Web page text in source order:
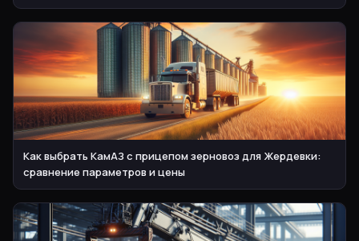
Как выбрать КамАЗ с прицепом зерновоз для Жердевки:
сравнение параметров и цены